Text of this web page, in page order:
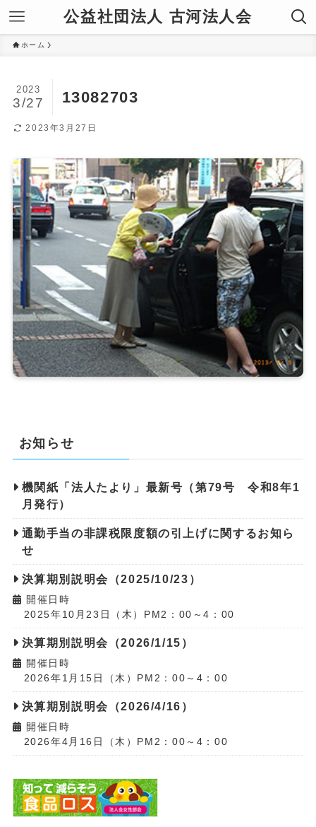
公益社団法人 古河法人会
ホーム
13082703
2023
3/27
2023年3月27日
お知らせ
機関紙「法人たより」最新号（第79号 令和8年1
月発行）
通勤手当の非課税限度額の引上げに関するお知ら
せ
決算期別説明会（2025/10/23）
開催日時
2025年10月23日（木）PM2：00～4：00
決算期別説明会（2026/1/15）
開催日時
2026年1月15日（木）PM2：00～4：00
決算期別説明会（2026/4/16）
開催日時
2026年4月16日（木）PM2：00～4：00